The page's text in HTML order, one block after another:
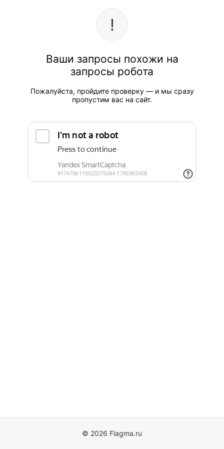
Ваши запросы похожи на
запросы робота
Пожалуйста, пройдите проверку — и мы сразу
пропустим вас на сайт.
© 2026 Flagma.ru